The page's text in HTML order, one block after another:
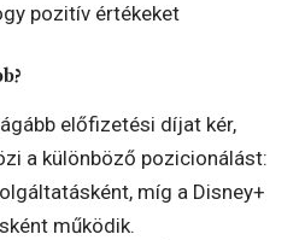
pozitív értékeket
előfizetési díjat kér,
a különböző pozicionálást:
míg a Disney+
működik.